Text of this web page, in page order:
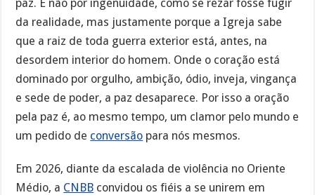
paz. E não por ingenuidade, como se rezar fosse fugir
da realidade, mas justamente porque a Igreja sabe
que a raiz de toda guerra exterior está, antes, na
desordem interior do homem. Onde o coração está
dominado por orgulho, ambição, ódio, inveja, vingança
e sede de poder, a paz desaparece. Por isso a oração
pela paz é, ao mesmo tempo, um clamor pelo mundo e
um pedido de conversão para nós mesmos.
Em 2026, diante da escalada de violência no Oriente
Médio, a CNBB convidou os fiéis a se unirem em